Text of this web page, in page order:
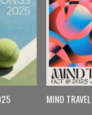
MIND TRAVEL